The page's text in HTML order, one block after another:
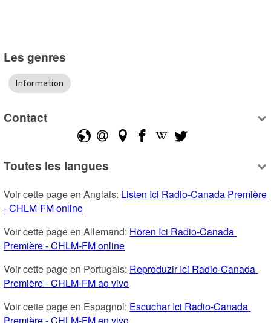
Les genres
Information
Contact
Toutes les langues
Voir cette page en Anglais: Listen Ici Radio-Canada Première
- CHLM-FM online
Voir cette page en Allemand: Hören Ici Radio-Canada
Première - CHLM-FM online
Voir cette page en Portugais: Reproduzir Ici Radio-Canada
Première - CHLM-FM ao vivo
Voir cette page en Espagnol: Escuchar Ici Radio-Canada
Première - CHLM-FM en vivo